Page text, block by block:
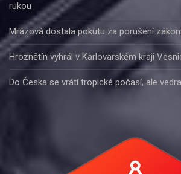
rukou
Mrázová dostala pokutu za porušení
Hroznětín vyhrál v Karlovarském kraji
Do Česka se vrátí tropické počasí, ale